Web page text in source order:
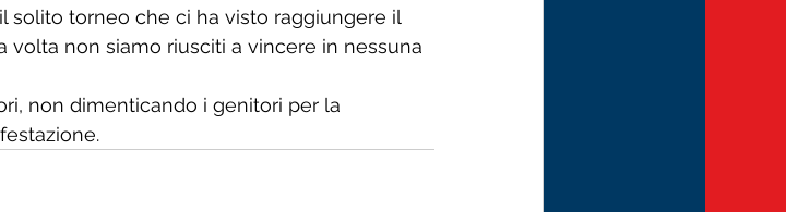
solito torneo che ci ha visto raggiungere il
volta non siamo riusciti a vincere in nessuna
non dimenticando i genitori per la